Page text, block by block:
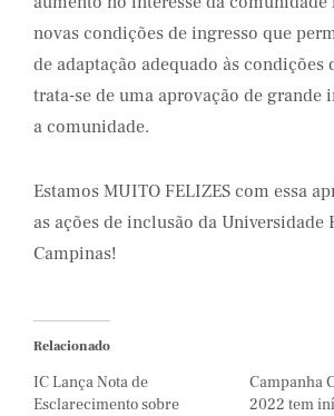
novas condições de ingresso que
de adaptação adequado às condições
trata-se de uma aprovação de grande
a comunidade.
Estamos MUITO FELIZES com essa
as ações de inclusão da Universidade
Campinas!
Relacionado
IC Lança Nota de
Esclarecimento sobre
Campanha
2022 tem